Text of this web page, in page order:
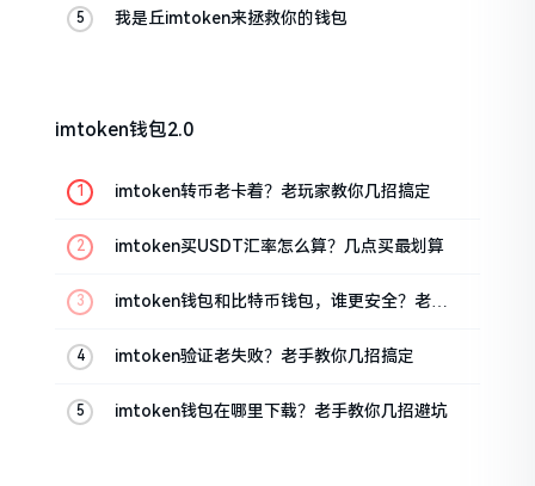
我是丘imtoken来拯救你的钱包
imtoken钱包2.0
imtoken转币老卡着？老玩家教你几招搞定
imtoken买USDT汇率怎么算？几点买最划算
imtoken钱包和比特币钱包，谁更安全？老玩
imtoken验证老失败？老手教你几招搞定
imtoken钱包在哪里下载？老手教你几招避坑